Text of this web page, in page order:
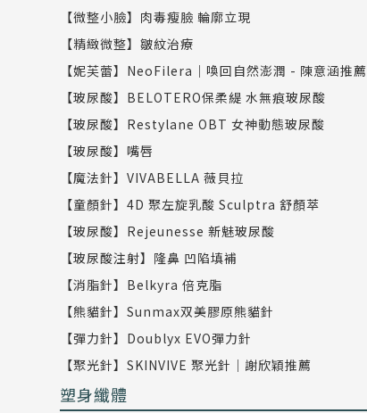
【微整小臉】肉毒瘦臉 輪廓立現
【精緻微整】皺紋治療
【妮芙蕾】NeoFilera｜喚回自然澎潤 - 陳意涵推薦
【玻尿酸】BELOTERO保柔緹 水無痕玻尿酸
【玻尿酸】Restylane OBT 女神動態玻尿酸
【玻尿酸】嘴唇
【魔法針】VIVABELLA 薇貝拉
【童顏針】4D 聚左旋乳酸 Sculptra 舒顏萃
【玻尿酸】Rejeunesse 新魅玻尿酸
【玻尿酸注射】隆鼻 凹陷填補
【消脂針】Belkyra 倍克脂
【熊貓針】Sunmax双美膠原熊貓針
【彈力針】Doublyx EVO彈力針
【聚光針】SKINVIVE 聚光針｜謝欣穎推薦
塑身纖體